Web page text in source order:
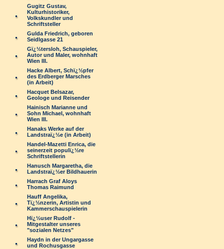
Gugitz Gustav,
Kulturhistoriker,
Volkskundler und
Schriftsteller
Gulda Friedrich, geboren
Seidlgasse 21
Gï¿½tersloh, Schauspieler,
Autor und Maler, wohnhaft
Wien III.
Hacke Albert, Schï¿½pfer
des Erdberger Marsches
(in Arbeit)
Hacquet Belsazar,
Geologe und Reisender
Hainisch Marianne und
Sohn Michael, wohnhaft
Wien III.
Hanaks Werke auf der
Landstraï¿½e (in Arbeit)
Handel-Mazetti Enrica, die
seinerzeit populï¿½re
Schriftstellerin
Hanusch Margaretha, die
Landstraï¿½er Bildhauerin
Harrach Graf Aloys
Thomas Raimund
Hauff Angelika,
Tï¿½nzerin, Artistin und
Kammerschauspielerin
Hï¿½user Rudolf -
Mitgestalter unseres
"sozialen Netzes"
Haydn in der Ungargasse
und Rochusgasse